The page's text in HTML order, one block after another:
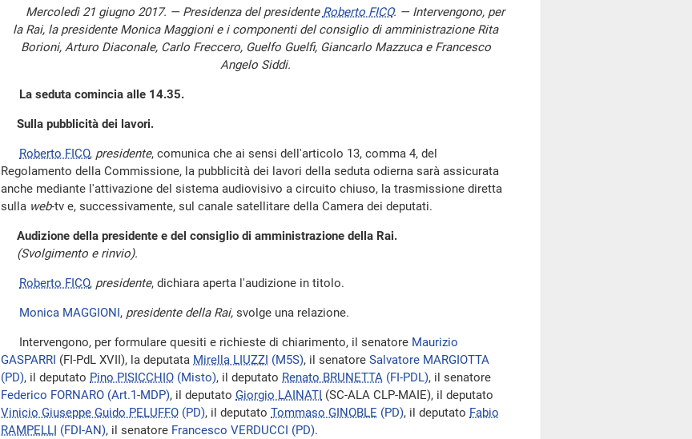
Mercoledì 21 giugno 2017. — Presidenza del presidente Roberto FICO. — Intervengono, per
la Rai, la presidente Monica Maggioni e i componenti del consiglio di amministrazione Rita
Borioni, Arturo Diaconale, Carlo Freccero, Guelfo Guelfi, Giancarlo Mazzuca e Francesco
Angelo Siddi.
La seduta comincia alle 14.35.
Sulla pubblicità dei lavori.
Roberto FICO, presidente, comunica che ai sensi dell'articolo 13, comma 4, del
Regolamento della Commissione, la pubblicità dei lavori della seduta odierna sarà assicurata
anche mediante l'attivazione del sistema audiovisivo a circuito chiuso, la trasmissione diretta
sulla web-tv e, successivamente, sul canale satellitare della Camera dei deputati.
Audizione della presidente e del consiglio di amministrazione della Rai.
(Svolgimento e rinvio).
Roberto FICO, presidente, dichiara aperta l'audizione in titolo.
Monica MAGGIONI, presidente della Rai, svolge una relazione.
Intervengono, per formulare quesiti e richieste di chiarimento, il senatore Maurizio
GASPARRI (FI-PdL XVII), la deputata Mirella LIUZZI (M5S), il senatore Salvatore MARGIOTTA
(PD), il deputato Pino PISICCHIO (Misto), il deputato Renato BRUNETTA (FI-PDL), il senatore
Federico FORNARO (Art.1-MDP), il deputato Giorgio LAINATI (SC-ALA CLP-MAIE), il deputato
Vinicio Giuseppe Guido PELUFFO (PD), il deputato Tommaso GINOBLE (PD), il deputato Fabio
RAMPELLI (FDI-AN), il senatore Francesco VERDUCCI (PD).